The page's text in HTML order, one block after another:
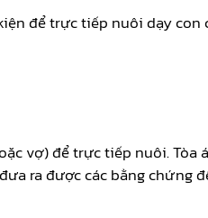
để trực tiếp nuôi dạy con
vợ) để trực tiếp nuôi. Tòa
ra được các bằng chứng